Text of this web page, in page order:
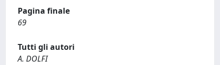
Pagina finale
69
Tutti gli autori
A. DOLFI